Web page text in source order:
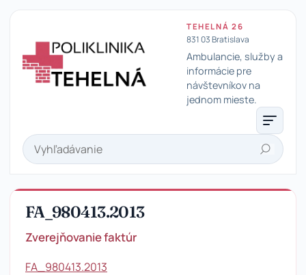
TEHELNÁ 26
831 03 Bratislava
Ambulancie, služby a
informácie pre
návštevníkov na
jednom mieste.
Hľadať
FA_980413.2013
Zverejňovanie faktúr
FA_980413.2013